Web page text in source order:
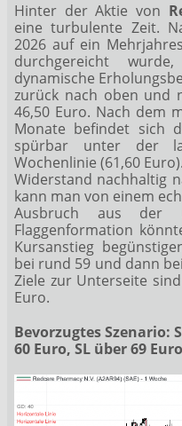
Hinter der Aktie von
eine turbulente Zeit.
2026 auf ein
durchgereicht
dynamische
zurück nach oben und
46,50 Euro. Nach dem
Monate befindet sich
spürbar unter der
Wochenlinie (61,60
Widerstand nachhaltig
kann man von einem
Ausbruch aus der
Flaggenformation
Kursanstieg
bei rund 59 und dann
Ziele zur Unterseite
Euro.
Bevorzugtes Szenario:
60 Euro, SL über 69